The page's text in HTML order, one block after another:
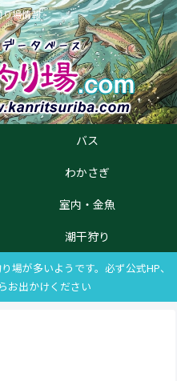
場情報
バス
わかさぎ
室内・金魚
潮干狩り
場が多いようです。必ず公式HP、
お出かけください